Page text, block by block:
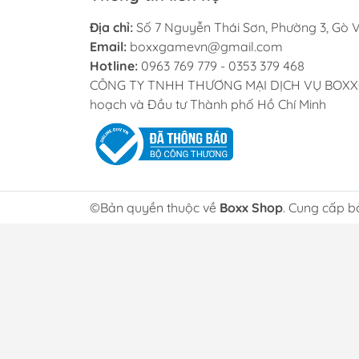
Chủ đề Mega
Mega Gardevoirlà một trong những Mega
Thiết kế box mang phong cách thanh lịch,
Cơ hội pull các
Mega Lucario ex
Địa chỉ: Số 7 Nguyễn Thái Sơn, Phường 3, Gò
Email: boxxgamevn@gmail.com
Hotline: 0963 769 779 - 0353 379 468
CÔNG TY TNHH THƯƠNG MẠI DỊCH VỤ
hoạch và Đầu tư Thành phố Hồ Chí Minh
©Bản quyền thuộc về Boxx Shop. Cung cấp